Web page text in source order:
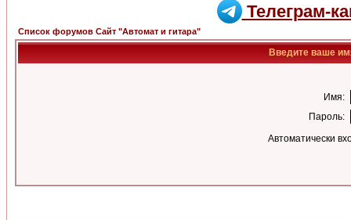
Телеграм-
Список форумов Сайт "Автомат и гитара"
Введите ваше
Имя:
Пароль:
Автоматически